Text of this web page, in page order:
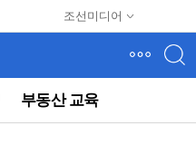
조선미디어
부동산 교육